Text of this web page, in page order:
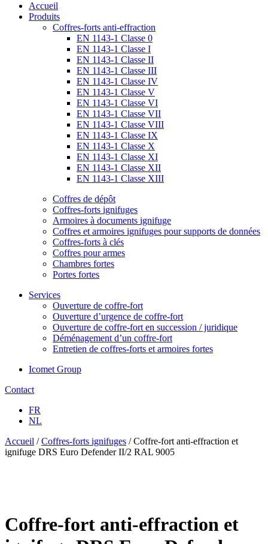
Accueil
Produits
Coffres-forts anti-effraction
EN 1143-1 Classe 0
EN 1143-1 Classe I
EN 1143-1 Classe II
EN 1143-1 Classe III
EN 1143-1 Classe IV
EN 1143-1 Classe V
EN 1143-1 Classe VI
EN 1143-1 Classe VII
EN 1143-1 Classe VIII
EN 1143-1 Classe IX
EN 1143-1 Classe X
EN 1143-1 Classe XI
EN 1143-1 Classe XII
EN 1143-1 Classe XIII
Coffres de dépôt
Coffres-forts ignifuges
Armoires à documents ignifuge
Coffres et armoires ignifuges pour supports de données
Coffres-forts à clés
Coffres pour armes
Chambres fortes
Portes fortes
Services
Ouverture de coffre-fort
Ouverture d’urgence de coffre-fort
Ouverture de coffre-fort en succession / juridique
Déménagement d’un coffre-fort
Entretien de coffres-forts et armoires fortes
Icomet Group
Contact
FR
NL
Accueil /Coffres-forts ignifuges / Coffre-fort anti-effraction et
ignifuge DRS Euro Defender II/2 RAL 9005
Coffre-fort anti-effraction et